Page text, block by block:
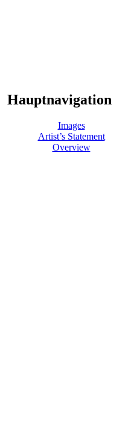
Hauptnavigation
Images
Artist’s Statement
Overview